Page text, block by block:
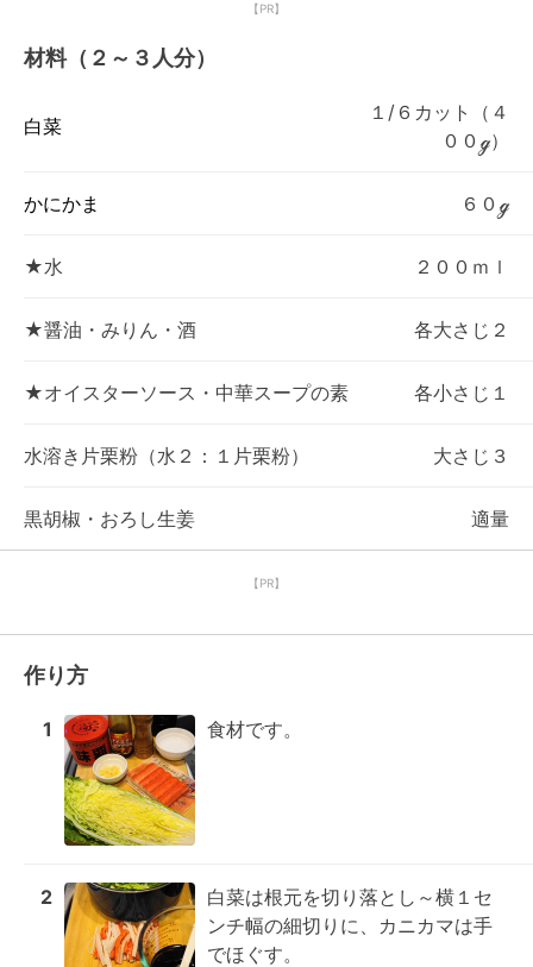
【PR】
材料（２～３人分）
白菜
１/６カット（４
００ℊ）
かにかま ６０ℊ
★水 ２００ｍｌ
★醤油・みりん・酒 各大さじ２
★オイスターソース・中華スープの素 各小さじ１
水溶き片栗粉（水２：１片栗粉） 大さじ３
黒胡椒・おろし生姜 適量
【PR】
作り方
1 食材です。
2
白菜は根元を切り落とし～横１セ
ンチ幅の細切りに、カニカマは手
でほぐす。